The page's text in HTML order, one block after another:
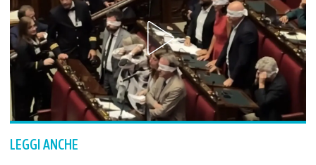
LEGGI ANCHE